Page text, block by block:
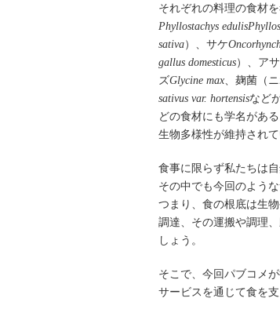
それぞれの料理の食材
Phyllostachys edulis
sativa）、サケ
gallus domesticus）、ア
ズGlycine max、麹菌（
sativus var. hortensisなど
どの食材にも学名があ
生物多様性が維持され
食事に限らず私たちは
その中でも今回のよう
つまり、食の根底は生
調達、その運搬や調理
しょう。
そこで、今回パブコメ
サービスを通じて食を